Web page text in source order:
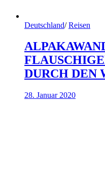
Deutschland/ Reisen
DURCH DEN
28. Januar 2020